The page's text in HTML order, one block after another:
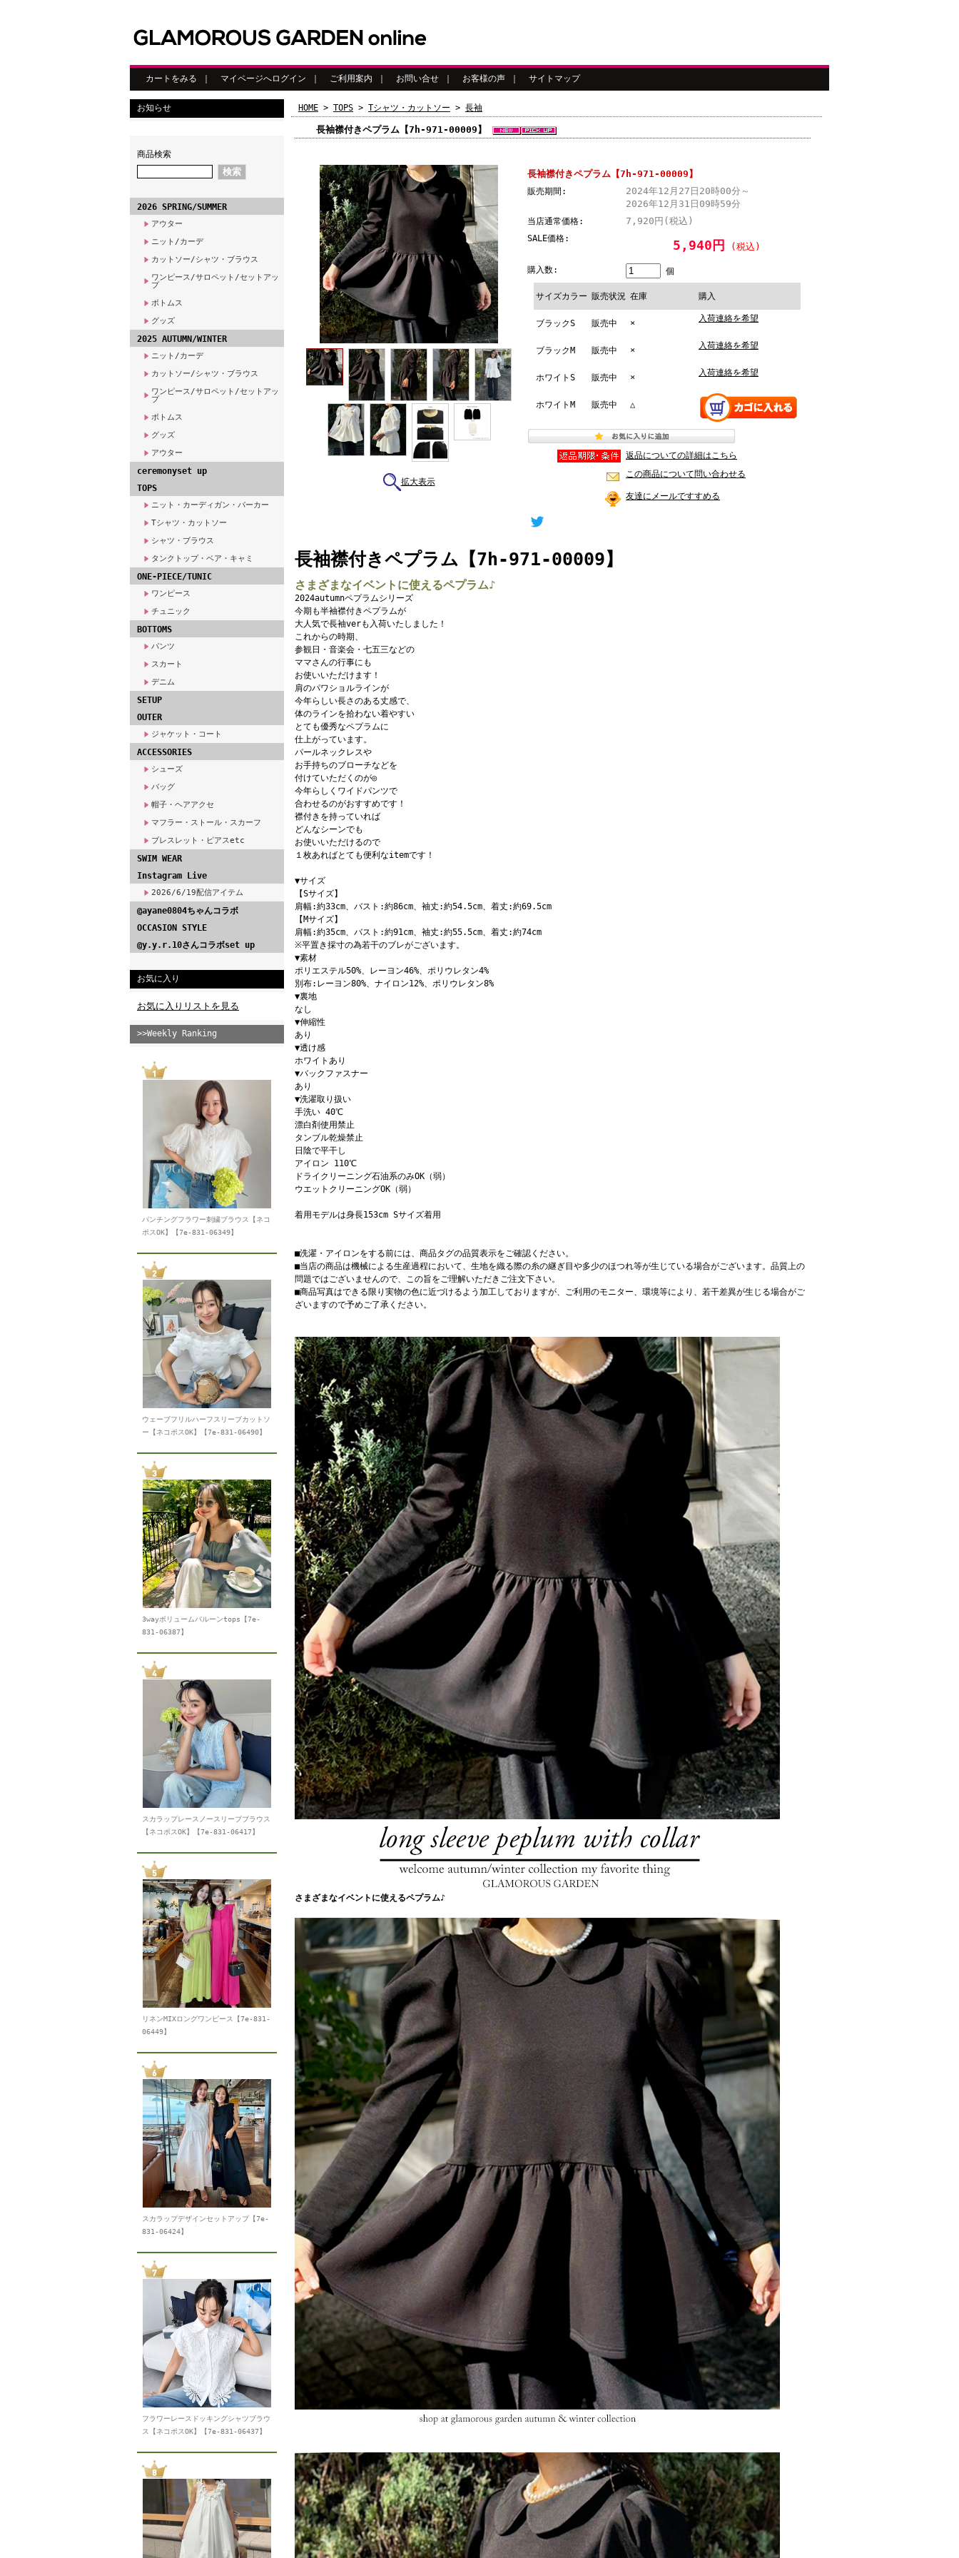
カートをみる マイページへログイン ご利用案内 お問い合せ お客様の声 サイトマップ
お知らせ
商品検索
2026 SPRING/SUMMER
アウター
ニット/カーデ
カットソー/シャツ・ブラウス
ワンピース/サロペット/セットアッ
プ
ボトムス
グッズ
2025 AUTUMN/WINTER
ニット/カーデ
カットソー/シャツ・ブラウス
ワンピース/サロペット/セットアッ
プ
ボトムス
グッズ
アウター
ceremonyset up
TOPS
ニット・カーディガン・パーカー
Tシャツ・カットソー
シャツ・ブラウス
タンクトップ・ベア・キャミ
ONE-PIECE/TUNIC
ワンピース
チュニック
BOTTOMS
パンツ
スカート
デニム
SETUP
OUTER
ジャケット・コート
ACCESSORIES
シューズ
バッグ
帽子・ヘアアクセ
マフラー・ストール・スカーフ
ブレスレット・ピアスetc
SWIM WEAR
Instagram Live
2026/6/19配信アイテム
@ayane0804ちゃんコラボ
OCCASION STYLE
@y.y.r.10さんコラボset up
お気に入り
お気に入りリストを見る
>>Weekly Ranking
パンチングフラワー刺繍ブラウス【ネコ
ポスOK】【7e-831-06349】
ウェーブフリルハーフスリーブカットソ
ー【ネコポスOK】【7e-831-06490】
3wayボリュームバルーンtops【7e-
831-06387】
スカラップレースノースリーブブラウス
【ネコポスOK】【7e-831-06417】
リネンMIXロングワンピース【7e-831-
06449】
スカラップデザインセットアップ【7e-
831-06424】
フラワーレースドッキングシャツブラウ
ス【ネコポスOK】【7e-831-06437】
HOME > TOPS > Tシャツ・カットソー > 長袖
長袖襟付きペプラム【7h-971-00009】
拡大表示
長袖襟付きペプラム【7h-971-00009】
販売期間:
2024年12月27日20時00分～
2026年12月31日09時59分
当店通常価格: 7,920円(税込)
SALE価格: 5,940円 (税込)
購入数: 個
サイズカラー 販売状況 在庫 購入
ブラックS 販売中 × 入荷連絡を希望
ブラックM 販売中 × 入荷連絡を希望
ホワイトS 販売中 × 入荷連絡を希望
ホワイトM 販売中 △
返品についての詳細はこちら
この商品について問い合わせる
友達にメールですすめる
長袖襟付きペプラム【7h-971-00009】
さまざまなイベントに使えるペプラム♪
2024autumnペプラムシリーズ
今期も半袖襟付きペプラムが
大人気で長袖verも入荷いたしました！
これからの時期、
参観日・音楽会・七五三などの
ママさんの行事にも
お使いいただけます！
肩のパワショルラインが
今年らしい長さのある丈感で、
体のラインを拾わない着やすい
とても優秀なペプラムに
仕上がっています。
パールネックレスや
お手持ちのブローチなどを
付けていただくのが◎
今年らしくワイドパンツで
合わせるのがおすすめです！
襟付きを持っていれば
どんなシーンでも
お使いいただけるので
１枚あればとても便利なitemです！
▼サイズ
【Sサイズ】
肩幅:約33cm、バスト:約86cm、袖丈:約54.5cm、着丈:約69.5cm
【Mサイズ】
肩幅:約35cm、バスト:約91cm、袖丈:約55.5cm、着丈:約74cm
※平置き採寸の為若干のブレがございます。
▼素材
ポリエステル50%、レーヨン46%、ポリウレタン4%
別布:レーヨン80%、ナイロン12%、ポリウレタン8%
▼裏地
なし
▼伸縮性
あり
▼透け感
ホワイトあり
▼バックファスナー
あり
▼洗濯取り扱い
手洗い 40℃
漂白剤使用禁止
タンブル乾燥禁止
日陰で平干し
アイロン 110℃
ドライクリーニング石油系のみOK（弱）
ウエットクリーニングOK（弱）
着用モデルは身長153cm Sサイズ着用
■洗濯・アイロンをする前には、商品タグの品質表示をご確認ください。
■当店の商品は機械による生産過程において、生地を織る際の糸の継ぎ目や多少のほつれ等が生じている場合がございます。品質上の
問題ではございませんので、この旨をご理解いただきご注文下さい。
■商品写真はできる限り実物の色に近づけるよう加工しておりますが、ご利用のモニター、環境等により、若干差異が生じる場合がご
ざいますので予めご了承ください。
さまざまなイベントに使えるペプラム♪